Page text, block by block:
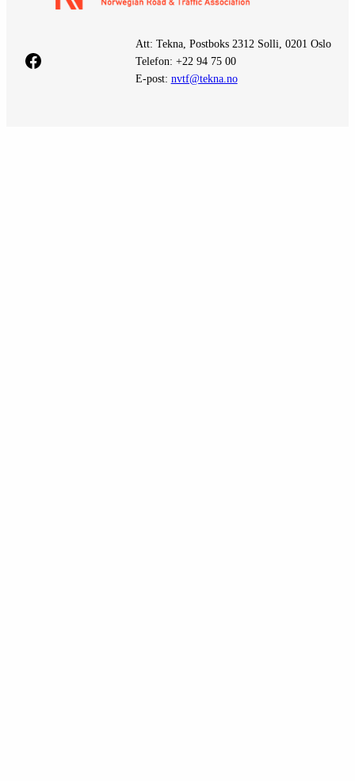
Facebook
Att: Tekna, Postboks 2312 Solli, 0201 Oslo
Telefon: +22 94 75 00
E-post: nvtf@tekna.no